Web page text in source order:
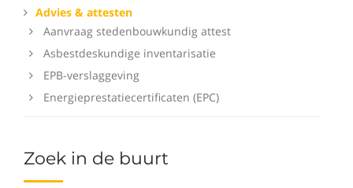
Advies & attesten
Aanvraag stedenbouwkundig attest
Asbestdeskundige inventarisatie
EPB-verslaggeving
Energieprestatiecertificaten (EPC)
Zoek in de buurt